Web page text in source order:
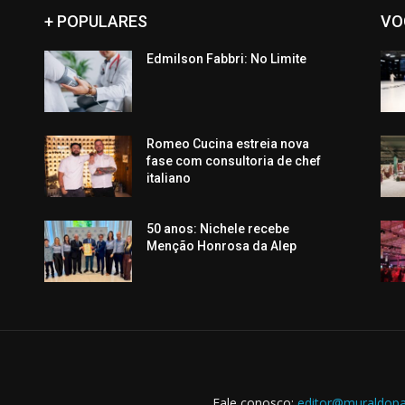
+ POPULARES
Edmilson Fabbri: No Limite
Romeo Cucina estreia nova
fase com consultoria de chef
italiano
50 anos: Nichele recebe
Menção Honrosa da Alep